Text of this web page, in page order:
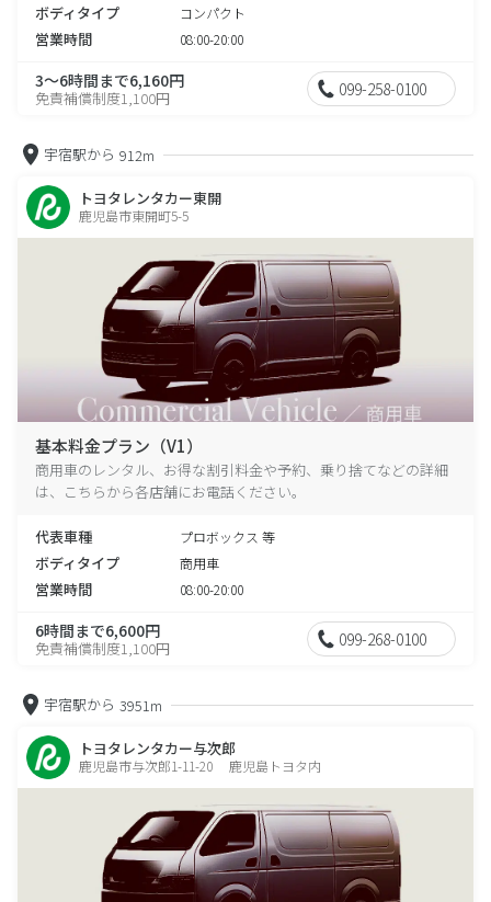
ボディタイプ コンパクト
営業時間 08:00-20:00
3～6時間まで6,160円
免責補償制度1,100円 099-258-0100
宇宿駅から 912m
トヨタレンタカー東開
鹿児島市東開町5-5
基本料金プラン（V1）
商用車のレンタル、お得な割引料金や予約、乗り捨てなどの詳細
は、こちらから各店舗にお電話ください。
代表車種 プロボックス 等
ボディタイプ 商用車
営業時間 08:00-20:00
6時間まで6,600円
免責補償制度1,100円 099-268-0100
宇宿駅から 3951m
トヨタレンタカー与次郎
鹿児島市与次郎1-11-20 鹿児島トヨタ内